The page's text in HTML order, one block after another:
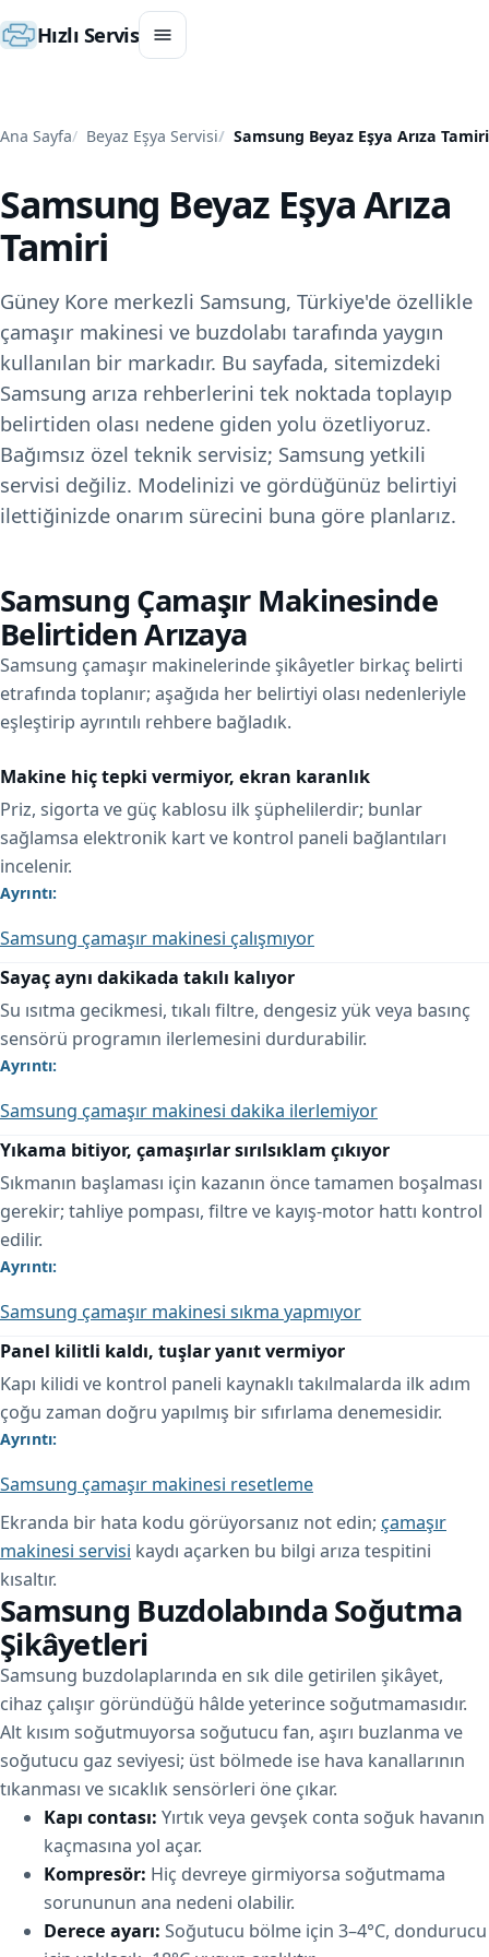
Hızlı Servis
Ana Sayfa Beyaz Eşya Servisi Samsung Beyaz Eşya Arıza Tamiri
Samsung Beyaz Eşya Arıza
Tamiri
Güney Kore merkezli Samsung, Türkiye'de özellikle
çamaşır makinesi ve buzdolabı tarafında yaygın
kullanılan bir markadır. Bu sayfada, sitemizdeki
Samsung arıza rehberlerini tek noktada toplayıp
belirtiden olası nedene giden yolu özetliyoruz.
Bağımsız özel teknik servisiz; Samsung yetkili
servisi değiliz. Modelinizi ve gördüğünüz belirtiyi
ilettiğinizde onarım sürecini buna göre planlarız.
Samsung Çamaşır Makinesinde
Belirtiden Arızaya
Samsung çamaşır makinelerinde şikâyetler birkaç belirti
etrafında toplanır; aşağıda her belirtiyi olası nedenleriyle
eşleştirip ayrıntılı rehbere bağladık.
Makine hiç tepki vermiyor, ekran karanlık
Priz, sigorta ve güç kablosu ilk şüphelilerdir; bunlar
sağlamsa elektronik kart ve kontrol paneli bağlantıları
incelenir.
Ayrıntı:
Samsung çamaşır makinesi çalışmıyor
Sayaç aynı dakikada takılı kalıyor
Su ısıtma gecikmesi, tıkalı filtre, dengesiz yük veya basınç
sensörü programın ilerlemesini durdurabilir.
Ayrıntı:
Samsung çamaşır makinesi dakika ilerlemiyor
Yıkama bitiyor, çamaşırlar sırılsıklam çıkıyor
Sıkmanın başlaması için kazanın önce tamamen boşalması
gerekir; tahliye pompası, filtre ve kayış-motor hattı kontrol
edilir.
Ayrıntı:
Samsung çamaşır makinesi sıkma yapmıyor
Panel kilitli kaldı, tuşlar yanıt vermiyor
Kapı kilidi ve kontrol paneli kaynaklı takılmalarda ilk adım
çoğu zaman doğru yapılmış bir sıfırlama denemesidir.
Ayrıntı:
Samsung çamaşır makinesi resetleme
Ekranda bir hata kodu görüyorsanız not edin; çamaşır
makinesi servisi kaydı açarken bu bilgi arıza tespitini
kısaltır.
Samsung Buzdolabında Soğutma
Şikâyetleri
Samsung buzdolaplarında en sık dile getirilen şikâyet,
cihaz çalışır göründüğü hâlde yeterince soğutmamasıdır.
Alt kısım soğutmuyorsa soğutucu fan, aşırı buzlanma ve
soğutucu gaz seviyesi; üst bölmede ise hava kanallarının
tıkanması ve sıcaklık sensörleri öne çıkar.
Kapı contası: Yırtık veya gevşek conta soğuk havanın
kaçmasına yol açar.
Kompresör: Hiç devreye girmiyorsa soğutmama
sorununun ana nedeni olabilir.
Derece ayarı: Soğutucu bölme için 3–4°C, dondurucu